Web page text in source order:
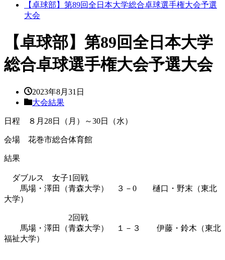
【卓球部】第89回全日本大学総合卓球選手権大会予選
大会
【卓球部】第89回全日本大学
総合卓球選手権大会予選大会
2023年8月31日
大会結果
日程 ８月28日（月）～30日（水）
会場 花巻市総合体育館
結果
ダブルス 女子1回戦
馬場・澤田（青森大学） ３－0 樋口・野末（東北
大学）
2回戦
馬場・澤田（青森大学） １－３ 伊藤・鈴木（東北
福祉大学）